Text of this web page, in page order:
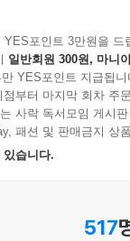
포인트 3만원을 드
일반회원 300원, 마니
YES포인트 지급됩니
부터 마지막 회차 주
사락 독서모임 게시
패션 및 판매금지 상
있습니다.
517